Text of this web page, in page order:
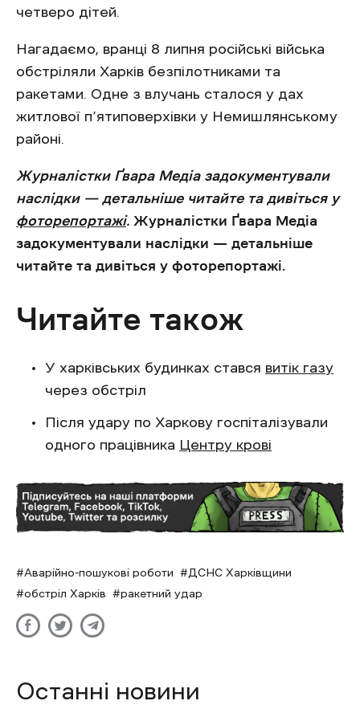
четверо дітей.
Нагадаємо, вранці 8 липня російські війська
обстріляли Харків безпілотниками та
ракетами. Одне з влучань сталося у дах
житлової п’ятиповерхівки у Немишлянському
районі.
Журналістки Ґвара Медіа задокументували
наслідки — детальніше читайте та дивіться у
фоторепортажі. Журналістки Ґвара Медіа
задокументували наслідки — детальніше
читайте та дивіться у фоторепортажі.
Читайте також
У харківських будинках стався витік газу
через обстріл
Після удару по Харкову госпіталізували
одного працівника Центру крові
Аварійно-пошукові роботи
ДСНС Харківщини
обстріл Харків
ракетний удар
Останні новини